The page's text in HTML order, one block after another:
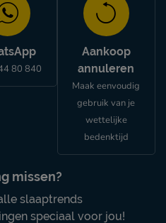
80 840
Aankoop
annuleren
Maak eenvoudig
gebruik van je
wettelijke
bedenktijd
missen?
slaaptrends
speciaal voor jou!